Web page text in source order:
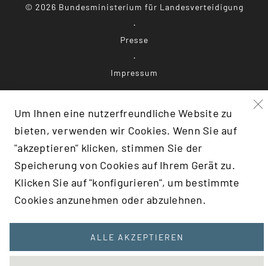
© 2026 Bundesministerium für Landesverteidigung
Presse
Impressum
'SCROLLTOTOP')}
Um Ihnen eine nutzerfreundliche Website zu
bieten, verwenden wir Cookies. Wenn Sie auf
"akzeptieren" klicken, stimmen Sie der
Speicherung von Cookies auf Ihrem Gerät zu.
Klicken Sie auf "konfigurieren", um bestimmte
Cookies anzunehmen oder abzulehnen.
ALLE AKZEPTIEREN